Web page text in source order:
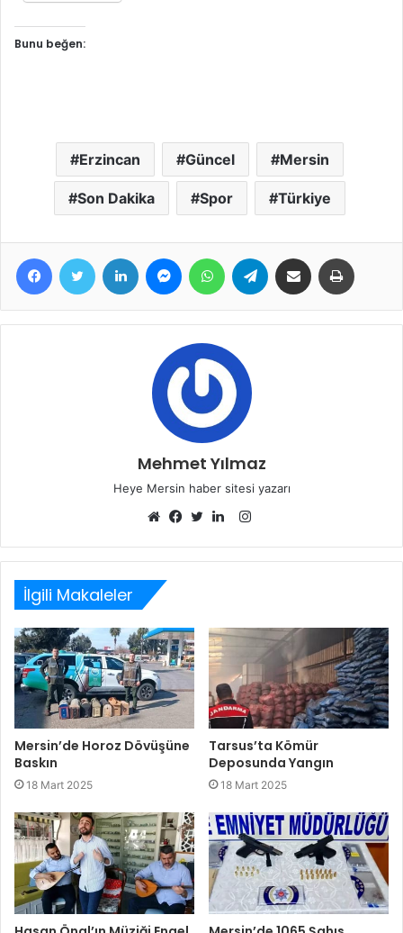
Bunu beğen:
Erzincan Güncel Mersin
Son Dakika Spor Türkiye
FacebookTwitter LinkedIn MessengerWhatsAppTelegram E-Posta ile paylaş
Mehmet Yılmaz
Heye Mersin haber sitesi yazarı
sitesi
Instagram
İlgili Makaleler
Mersin’de Horoz Dövüşüne
Baskın
18 Mart 2025
Tarsus’ta Kömür
Deposunda Yangın
18 Mart 2025